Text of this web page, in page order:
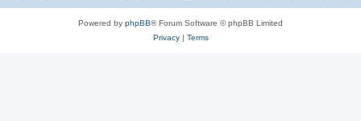
Powered by phpBB® Forum Software © phpBB Limited
Privacy| Terms